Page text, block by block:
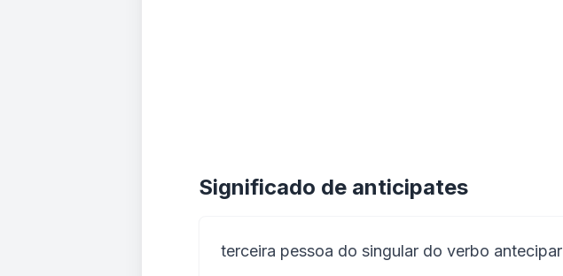
Significado de anticipates
terceira pessoa do singular do verbo antecipar